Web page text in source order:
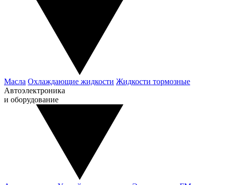
Масла Охлаждающие жидкости Жидкости тормозные
Автоэлектроника
и оборудование